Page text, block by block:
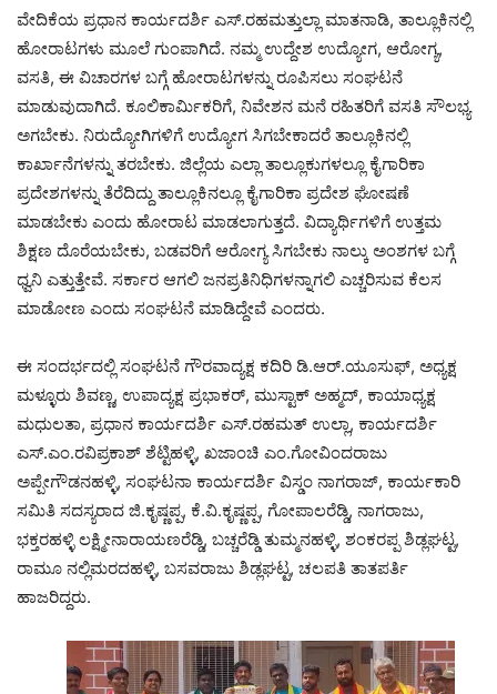
ವೇದಿಕೆಯ ಪ್ರಧಾನ ಕಾರ್ಯದರ್ಶಿ ಎಸ್.ರಹಮತ್ತುಲ್ಲಾ ಮಾತನಾಡಿ, ತಾಲ್ಲೂಕಿನಲ್ಲಿ
ಹೋರಾಟಗಳು ಮೂಲೆ ಗುಂಪಾಗಿದೆ. ನಮ್ಮ ಉದ್ದೇಶ ಉದ್ಯೋಗ, ಆರೋಗ್ಯ,
ವಸತಿ, ಈ ವಿಚಾರಗಳ ಬಗ್ಗೆ ಹೋರಾಟಗಳನ್ನು ರೂಪಿಸಲು ಸಂಘಟನೆ
ಮಾಡುವುದಾಗಿದೆ. ಕೂಲಿಕಾರ್ಮಿಕರಿಗೆ, ನಿವೇಶನ ಮನೆ ರಹಿತರಿಗೆ ವಸತಿ ಸೌಲಭ್ಯ
ಅಗಬೇಕು. ನಿರುದ್ಯೋಗಿಗಳಿಗೆ ಉದ್ಯೋಗ ಸಿಗಬೇಕಾದರೆ ತಾಲ್ಲೂಕಿನಲ್ಲಿ
ಕಾರ್ಖಾನೆಗಳನ್ನು ತರಬೇಕು. ಜಿಲ್ಲೆಯ ಎಲ್ಲಾ ತಾಲ್ಲೂಕುಗಳಲ್ಲೂ ಕೈಗಾರಿಕಾ
ಪ್ರದೇಶಗಳನ್ನು ತೆರೆದಿದ್ದು ತಾಲ್ಲೂಕಿನಲ್ಲೂ ಕೈಗಾರಿಕಾ ಪ್ರದೇಶ ಘೋಷಣೆ
ಮಾಡಬೇಕು ಎಂದು ಹೋರಾಟ ಮಾಡಲಾಗುತ್ತದೆ. ವಿದ್ಯಾರ್ಥಿಗಳಿಗೆ ಉತ್ತಮ
ಶಿಕ್ಷಣ ದೊರೆಯಬೇಕು, ಬಡವರಿಗೆ ಆರೋಗ್ಯ ಸಿಗಬೇಕು ನಾಲ್ಕು ಅಂಶಗಳ ಬಗ್ಗೆ
ಧ್ವನಿ ಎತ್ತುತ್ತೇವೆ. ಸರ್ಕಾರ ಆಗಲಿ ಜನಪ್ರತಿನಿಧಿಗಳನ್ನಾಗಲಿ ಎಚ್ಚರಿಸುವ ಕೆಲಸ
ಮಾಡೋಣ ಎಂದು ಸಂಘಟನೆ ಮಾಡಿದ್ದೇವೆ ಎಂದರು.
ಈ ಸಂದರ್ಭದಲ್ಲಿ ಸಂಘಟನೆ ಗೌರವಾದ್ಯಕ್ಷ ಕದಿರಿ ಡಿ.ಆರ್.ಯೂಸುಫ್, ಅಧ್ಯಕ್ಷ
ಮಳ್ಳೂರು ಶಿವಣ್ಣ, ಉಪಾದ್ಯಕ್ಷ ಪ್ರಭಾಕರ್, ಮುಸ್ಟಾಕ್ ಅಹ್ಮದ್, ಕಾಯಾಧ್ಯಕ್ಷ
ಮಧುಲತಾ, ಪ್ರಧಾನ ಕಾರ್ಯದರ್ಶಿ ಎಸ್.ರಹಮತ್ ಉಲ್ಲಾ, ಕಾರ್ಯದರ್ಶಿ
ಎಸ್.ಎಂ.ರವಿಪ್ರಕಾಶ್ ಶೆಟ್ಟಿಹಳ್ಳಿ, ಖಜಾಂಚಿ ಎಂ.ಗೋವಿಂದರಾಜು
ಅಪ್ಪೇಗೌಡನಹಳ್ಳಿ, ಸಂಘಟನಾ ಕಾರ್ಯದರ್ಶಿ ವಿಸ್ಡಂ ನಾಗರಾಜ್, ಕಾರ್ಯಕಾರಿ
ಸಮಿತಿ ಸದಸ್ಯರಾದ ಜಿ.ಕೃಷ್ಣಪ್ಪ, ಕೆ.ವಿ.ಕೃಷ್ಣಪ್ಪ, ಗೋಪಾಲರೆಡ್ಡಿ, ನಾಗರಾಜು,
ಭಕ್ತರಹಳ್ಳಿ ಲಕ್ಷ್ಮೀನಾರಾಯಣರೆಡ್ಡಿ, ಬಚ್ಚರೆಡ್ಡಿ ತುಮ್ಮನಹಳ್ಳಿ, ಶಂಕರಪ್ಪ ಶಿಡ್ಲಘಟ್ಟ,
ರಾಮೂ ನಲ್ಲಿಮರದಹಳ್ಳಿ, ಬಸವರಾಜು ಶಿಡ್ಲಘಟ್ಟ, ಚಲಪತಿ ತಾತಪರ್ತಿ
ಹಾಜರಿದ್ದರು.